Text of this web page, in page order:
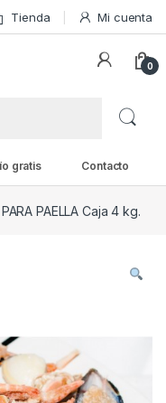
Tienda Mi cuenta
0
gratis Contacto
PAELLA Caja 4 kg.